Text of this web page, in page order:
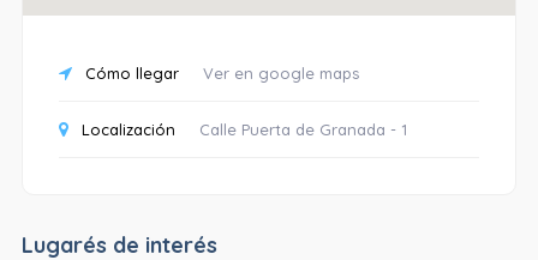
Cómo llegar Ver en google maps
Localización Calle Puerta de Granada - 1
Lugarés de interés